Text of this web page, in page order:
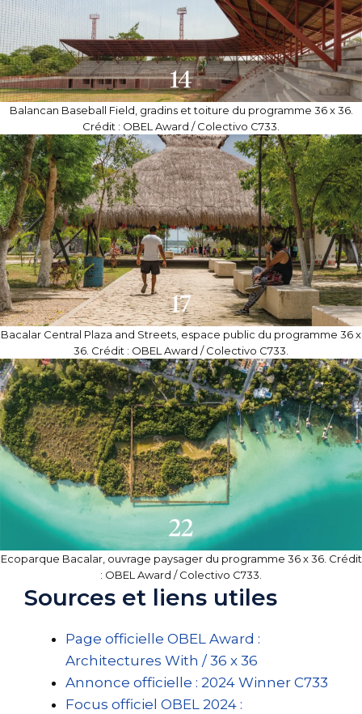
Balancan Baseball Field, gradins et toiture du programme 36 x 36.
Crédit : OBEL Award / Colectivo C733.
Bacalar Central Plaza and Streets, espace public du programme 36 x
36. Crédit : OBEL Award / Colectivo C733.
Ecoparque Bacalar, ouvrage paysager du programme 36 x 36. Crédit
: OBEL Award / Colectivo C733.
Sources et liens utiles
Page officielle OBEL Award :
Architectures With / 36 x 36
Annonce officielle : 2024 Winner C733
Focus officiel OBEL 2024 :